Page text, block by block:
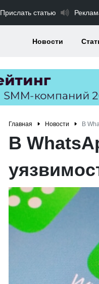
Прислать статью
Новости
Главная Новости В
В